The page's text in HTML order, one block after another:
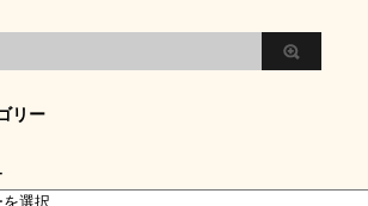
リー